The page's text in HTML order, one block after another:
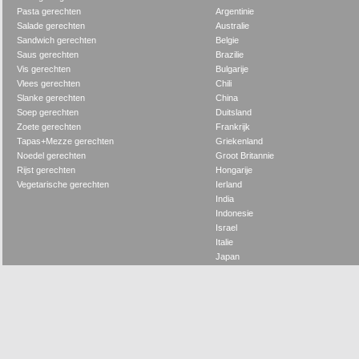
Pasta gerechten
Salade gerechten
Sandwich gerechten
Saus gerechten
Vis gerechten
Vlees gerechten
Slanke gerechten
Soep gerechten
Zoete gerechten
Tapas+Mezze gerechten
Noedel gerechten
Rijst gerechten
Vegetarische gerechten
Argentinie
Australie
Belgie
Brazilie
Bulgarije
Chili
China
Duitsland
Frankrijk
Griekenland
Groot Britannie
Hongarije
Ierland
India
Indonesie
Israel
Italie
Japan